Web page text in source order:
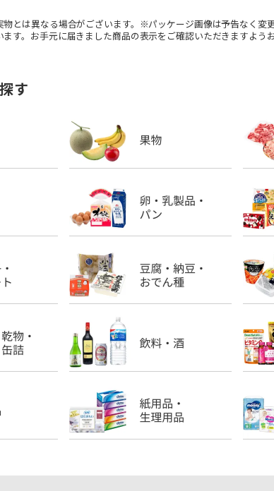
とは異なる場合がございます。※パッケージ画像は予告なく変
す。お手元に届きました商品の表示をご確認いただきますようお
す